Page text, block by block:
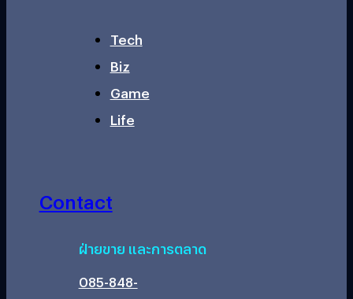
Tech
Biz
Game
Life
Contact
ฝ่ายขาย และการตลาด
085-848-